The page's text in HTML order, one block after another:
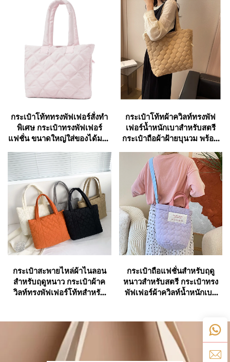
วิลท์ทรงพัฟเฟอร์ กระเป๋าถือ
สำหรับสุภาพสตรี กระเป๋า
หรูหรา
สุดสัปดาห์สำหรับสตรี
กระเป๋าโท้ททรงพัฟเฟอร์สั่งทำ
พิเศษ กระเป๋าทรงพัฟเฟอร์
แฟชั่น ขนาดใหญ่ใส่ของได้มาก
ฝ้ายควิลท์บุนวม
กระเป๋าโท้ทผ้าควิลท์ทรงพัฟ
เฟอร์น้ำหนักเบาสำหรับสตรี
กระเป๋าถือผ้าฝ้ายบุนวม พร้อม
กระเป๋าสะพายไหล่ผ้าไนลอน
สำหรับฤดูหนาว กระเป๋าผ้าค
วิลท์ทรงพัฟเฟอร์โท้ทสำหรับ
กระเป๋าถือแฟชั่นสำหรับฤดู
หนาวสำหรับสตรี กระเป๋าทรง
พัฟเฟอร์ผ้าควิลท์น้ำหนักเบา
เปิด